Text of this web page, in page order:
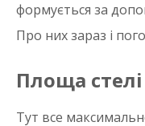
формується за
Про них зараз і
Площа стелі
Тут все